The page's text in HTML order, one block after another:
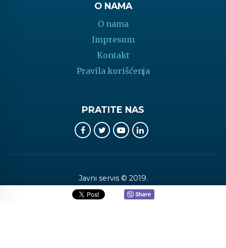
O NAMA
O nama
Impresum
Kontakt
Pravila korišćenja
PRATITE NAS
Javni servis © 2019.